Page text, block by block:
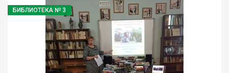
БИБЛИОТЕКА № 3